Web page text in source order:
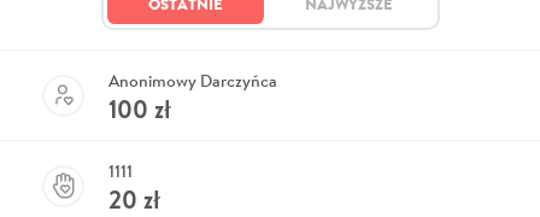
Anonimowy Darczyńca
100 zł
1111
20 zł